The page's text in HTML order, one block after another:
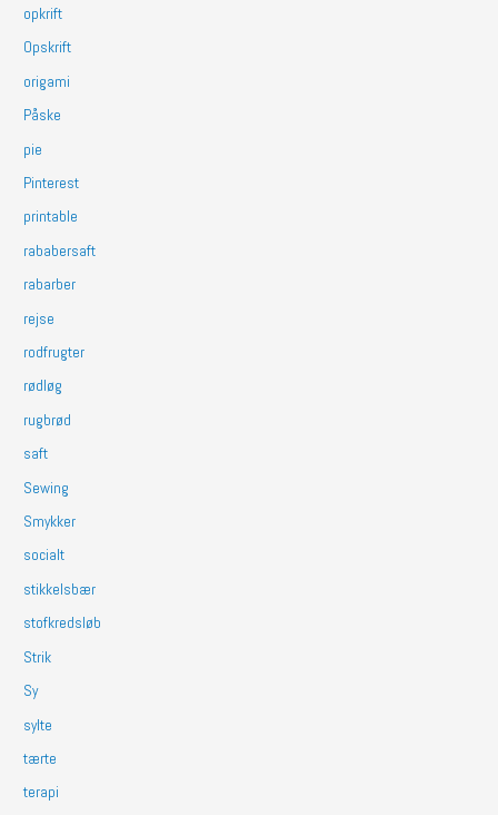
opkrift
Opskrift
origami
Påske
pie
Pinterest
printable
rababersaft
rabarber
rejse
rodfrugter
rødløg
rugbrød
saft
Sewing
Smykker
socialt
stikkelsbær
stofkredsløb
Strik
Sy
sylte
tærte
terapi